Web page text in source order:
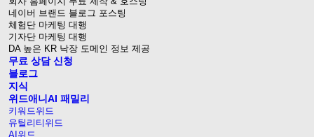
네이버 브랜드 블로그 포스팅
체험단 마케팅 대행
기자단 마케팅 대행
DA 높은 KR 낙장 도메인 정보 제공
무료 상담 신청
블로그
지식
위드애니AI 패밀리
키워드위드
유틸리티위드
AI위드